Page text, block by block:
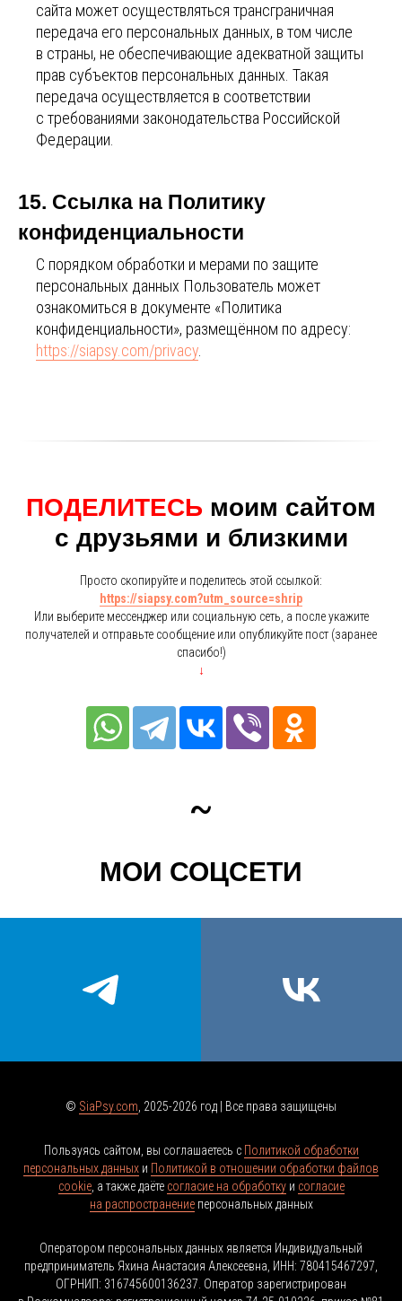
сайта может осуществляться трансграничная
передача его персональных данных, в том числе
в страны, не обеспечивающие адекватной защиты
прав субъектов персональных данных. Такая
передача осуществляется в соответствии
с требованиями законодательства Российской
Федерации.
15. Ссылка на Политику
конфиденциальности
С порядком обработки и мерами по защите
персональных данных Пользователь может
ознакомиться в документе «Политика
конфиденциальности», размещённом по адресу:
https://siapsy.com/privacy
ПОДЕЛИТЕСЬ моим cайтом
с друзьями и близкими
Просто скопируйте и поделитесь этой ссылкой:
https://siapsy.com?utm_source=shrip
Или выберите мессенджер или социальную сеть, а после укажите
получателей и отправьте сообщение или опубликуйте пост (заранее
спасибо!)
↓
~
МОИ СОЦСЕТИ
© SiaPsy.com 2025-2026 год | Все права защищены
Пользуясь сайтом, вы соглашаетесь с Политикой обработки
персональных данных и Политикой в отношении обработки файлов
cookie, а также даёте согласие на обработкуи согласие
на распространение персональных данных
Оператором персональных данных является Индивидуальный
предприниматель Яхина Анастасия Алексеевна, ИНН: 780415467297,
ОГРНИП: 316745600136237. Оператор зарегистрирован